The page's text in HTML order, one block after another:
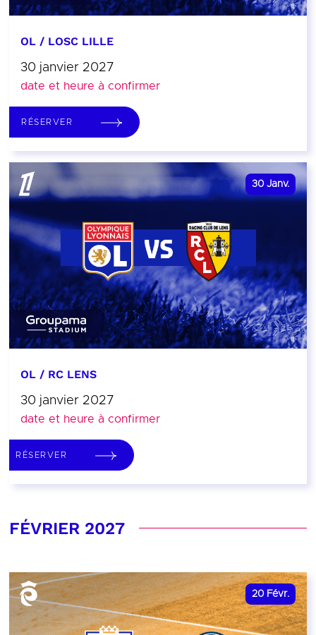
OL / LOSC LILLE
30 janvier 2027
date et heure à confirmer
RÉSERVER
30 Janv.
OL / RC LENS
30 janvier 2027
date et heure à confirmer
RÉSERVER
FÉVRIER 2027
20 Févr.